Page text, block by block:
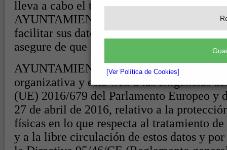
[Ver Política de Cookies]